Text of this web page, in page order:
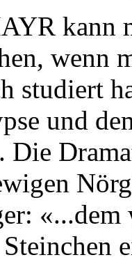
kann
wenn
studiert
und
Die